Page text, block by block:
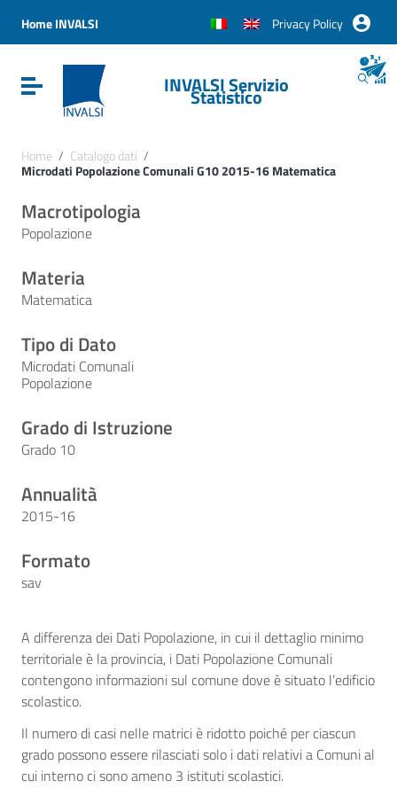
Vai al menu di navigazione
Vai al footer
Home INVALSI Privacy Policy
Attiva / disattiva la navigazioneINVALSI Servizio
Statistico
Home / Catalogo dati /
Microdati Popolazione Comunali G10 2015-16 Matematica
Macrotipologia
Popolazione
Materia
Matematica
Tipo di Dato
Microdati Comunali
Popolazione
Grado di Istruzione
Grado 10
Annualità
2015-16
Formato
sav
A differenza dei Dati Popolazione, in cui il dettaglio minimo
territoriale è la provincia, i Dati Popolazione Comunali
contengono informazioni sul comune dove è situato l’edificio
scolastico.
Il numero di casi nelle matrici è ridotto poiché per ciascun
grado possono essere rilasciati solo i dati relativi a Comuni al
cui interno ci sono ameno 3 istituti scolastici.